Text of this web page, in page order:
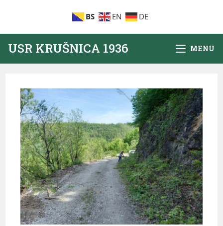
BS EN DE
USR KRUŠNICA 1936 MENU